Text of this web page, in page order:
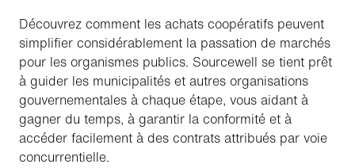
Découvrez comment les achats coopératifs peuvent
simplifier considérablement la passation de marchés
pour les organismes publics. Sourcewell se tient prêt
à guider les municipalités et autres organisations
gouvernementales à chaque étape, vous aidant à
gagner du temps, à garantir la conformité et à
accéder facilement à des contrats attribués par voie
concurrentielle.